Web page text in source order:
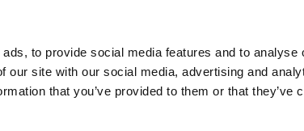
to provide social media features and to analyse
our site with our social media, advertising and
that you’ve provided to them or that they’ve